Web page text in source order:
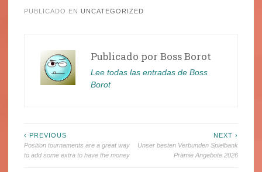
PUBLICADO EN UNCATEGORIZED
Publicado por Boss Borot
Lee todas las entradas de Boss
Borot
Navegación
de
‹ PREVIOUS
Position tournaments are a great way
to add some extra to have the money
NEXT ›
Unser besten Verbunden Spielbank
Prämie Angebote 2026